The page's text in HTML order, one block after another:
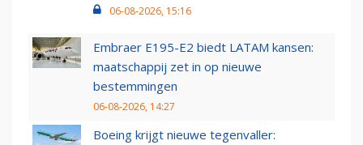
06-08-2026, 15:16
Embraer E195-E2 biedt LATAM kansen:
maatschappij zet in op nieuwe
bestemmingen
06-08-2026, 14:27
Boeing krijgt nieuwe tegenvaller: